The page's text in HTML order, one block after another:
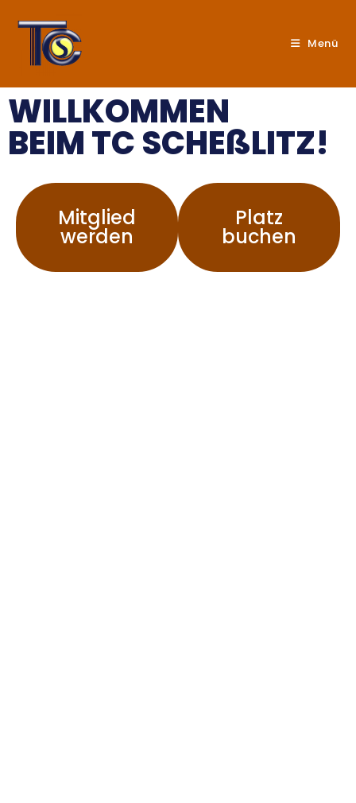
Menü
WILLKOMMEN
BEIM TC SCHEßLITZ!
Mitglied
werden
Platz
buchen